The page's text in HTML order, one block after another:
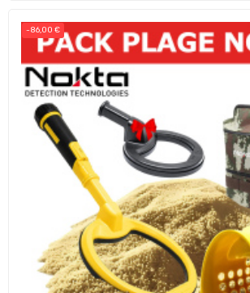
-86,00 €